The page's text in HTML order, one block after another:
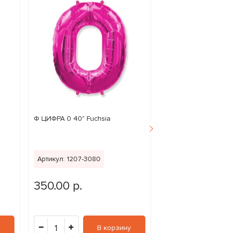
Ф ЦИФРА 0 40" Fuchsia
Артикул: 1207-3080
350.00 р.
1 В корзину